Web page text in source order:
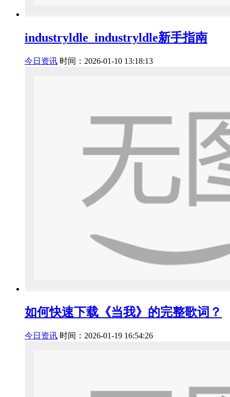
industryldle_industryldle新手指南
今日资讯 时间：2026-01-10 13:18:13
如何快速下载《当我》的完整歌词？
今日资讯 时间：2026-01-19 16:54:26